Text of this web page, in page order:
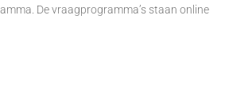
De vraagprogramma’s staan online